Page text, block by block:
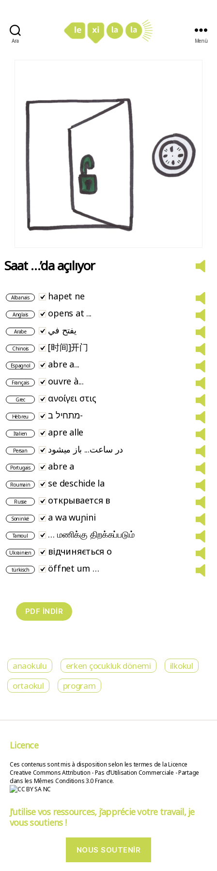
Ara Menü
Saat …’da açılıyor
Albanais hapet ne
Anglais opens at ...
Arabe يفتح في
Chinois [时间]开门
Espagnol abre a...
Français ouvre à...
Grec ανοίγει στις
Hébreu מתחיל ב-
Italien apre alle
Persan در ساعت... باز میشود
Portugais abre a
Roumain se deschide la
Russe открывается в
Soninké a wa wuɲini
Tamoul … மணிக்கு திறக்கப்படும்
Ukrainien відчиняється о
türkisch öffnet um …
anaokulu erken çocukluk dönemi
ilkokul
ortaokul
program
Licence
Ces contenus sont mis à disposition selon les termes de la Licence
Creative Commons Attribution - Pas d’Utilisation Commerciale - Partage
dans les Mêmes Conditions 3.0 France.
J’utilise vos ressources, j’apprécie votre travail, je
vous soutiens !
NOUS SOUTENIR